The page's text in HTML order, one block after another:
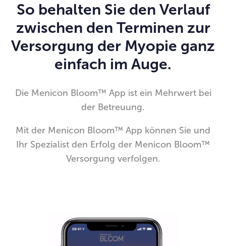
So behalten Sie den Verlauf
zwischen den Terminen zur
Versorgung der Myopie ganz
einfach im Auge.
Die Menicon Bloom™ App ist ein Mehrwert bei
der Betreuung.
Mit der Menicon Bloom™ App können Sie und
Ihr Spezialist den Erfolg der Menicon Bloom™
Versorgung verfolgen.